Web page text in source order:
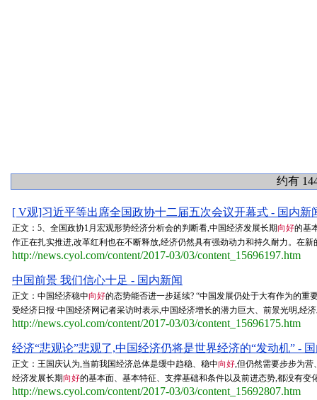
约有
[ V观]习近平等出席全国政协十二届五次会议开幕式 - 国内新
正文：5、全国政协1月宏观形势经济分析会的判断看,中国经济发展长期向好的基
作正在扎实推进,改革红利也在不断释放,经济仍然具有强劲动力和持久耐力。在
http://news.cyol.com/content/2017-03/03/content_15696197.htm
中国前景 我们信心十足 - 国内新闻
正文：中国经济稳中向好的态势能否进一步延续? “中国发展仍处于大有作为的
受经济日报·中国经济网记者采访时表示,中国经济增长的潜力巨大、前景光明,经
http://news.cyol.com/content/2017-03/03/content_15696175.htm
经济“悲观论”悲观了,中国经济仍将是世界经济的“发动机” -
正文：王国庆认为,当前我国经济总体是缓中趋稳、稳中向好,但仍然需要步步为营
经济发展长期向好的基本面、基本特征、支撑基础和条件以及前进态势,都没有
http://news.cyol.com/content/2017-03/03/content_15692807.htm